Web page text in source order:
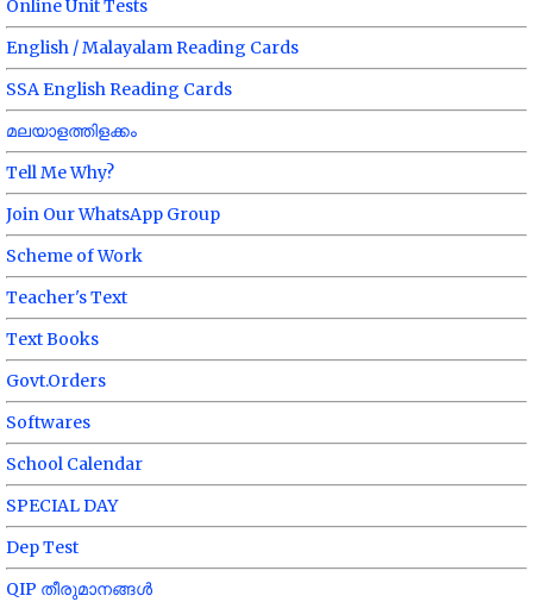
Online Unit Tests
English / Malayalam Reading Cards
SSA English Reading Cards
മലയാളത്തിളക്കം
Tell Me Why?
Join Our WhatsApp Group
Scheme of Work
Teacher's Text
Text Books
Govt.Orders
Softwares
School Calendar
SPECIAL DAY
Dep Test
QIP തീരുമാനങ്ങൾ